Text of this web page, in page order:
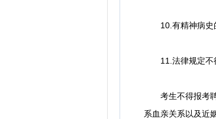
10.有精神病史
11.法律规定不得
考生不得报考聘
系血亲关系以及近